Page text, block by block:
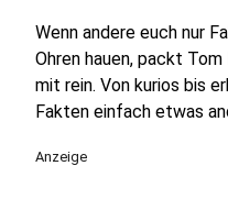
Wenn andere euch nur
Ohren hauen, packt
mit rein. Von kurios bis
Fakten einfach etwas
Anzeige